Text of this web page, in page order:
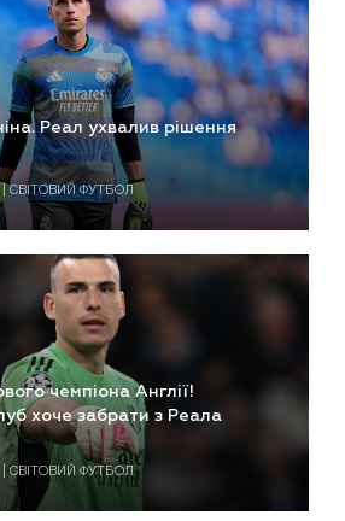
Реал ухвалив рішення
| СВІТОВИЙ ФУТБОЛ
чемпіона Англії!
хоче забрати з Реала
| СВІТОВИЙ ФУТБОЛ